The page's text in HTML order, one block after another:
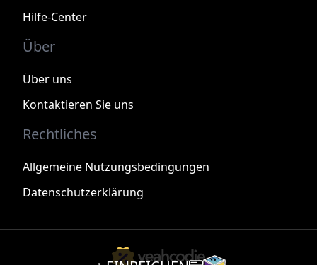
Hilfe-Center
Über
Über uns
Kontaktieren Sie uns
Rechtliches
Allgemeine Nutzungsbedingungen
Datenschutzerklärung